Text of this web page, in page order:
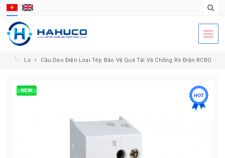
Ls Cầu Dao Điện Loại Tép Bảo Vệ Quá Tải Và Chống Rò Điện RCBO